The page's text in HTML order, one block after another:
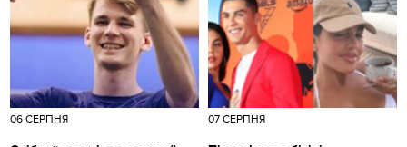
06 СЕРПНЯ 07 СЕРПНЯ